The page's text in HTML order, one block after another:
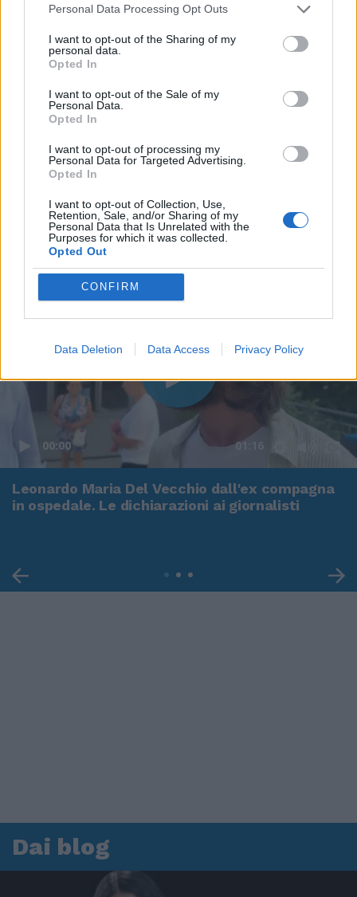
Personal Data Processing Opt Outs
I want to opt-out of the Sharing of my
personal data.
Opted In
I want to opt-out of the Sale of my
Personal Data.
Opted In
I want to opt-out of processing my
Personal Data for Targeted Advertising.
Opted In
I want to opt-out of Collection, Use,
Retention, Sale, and/or Sharing of my
Personal Data that Is Unrelated with the
Purposes for which it was collected.
Opted Out
CONFIRM
Data Deletion Data Access Privacy Policy
00:00 01:16
Leonardo Maria Del Vecchio dall'ex compagna
in ospedale. Le dichiarazioni ai giornalisti
Dai blog